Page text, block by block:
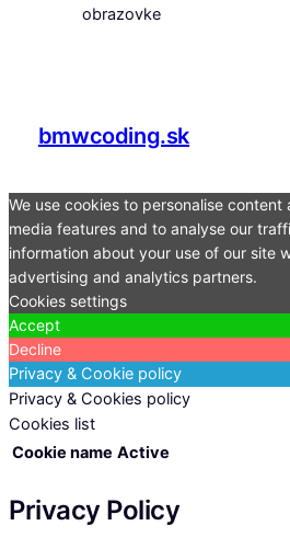
obrazovke
bmwcoding.sk
We use cookies to personalise
media features and to analyse our
information about your use of our site
advertising and analytics partners.
Cookies settings
Accept
Decline
Privacy & Cookie policy
Privacy & Cookies policy
Cookies list
Cookie name Active
Privacy Policy